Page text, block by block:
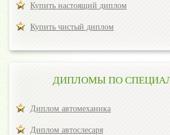
Купить настоящий диплом
Купить чистый диплом
ДИПЛОМЫ ПО
Диплом автомеханика
Диплом автослесаря